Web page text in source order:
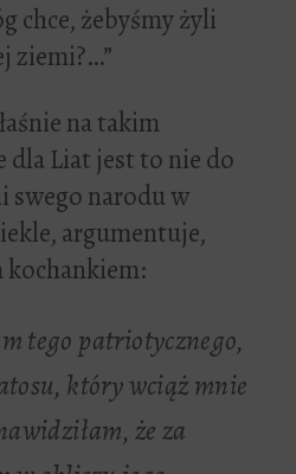
chce, żebyśmy żyli
ziemi?…”
na takim
Liat jest to nie do
swego narodu w
argumentuje,
kochankiem:
tego patriotycznego,
który wciąż mnie
że za